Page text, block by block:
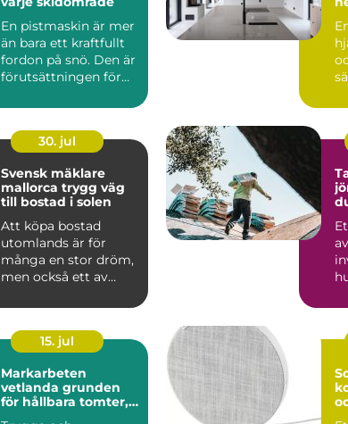
En pistmaskin är mer
än bara ett kraftfullt
fordon på snö. Den är
förutsättningen för
30. jul
Svensk mäklare
mallorca trygg väg
till bostad i solen
Att köpa bostad
utomlands är för
många en stor dröm,
men också ett av
Mallorca...
15. jul
Markarbeten
vetlanda grunden
för hållbara tomter,